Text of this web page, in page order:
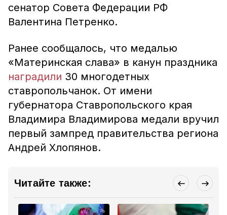
сенатор Совета Федерации РФ
Валентина Петренко.
Ранее сообщалось, что медалью
«Материнская слава» в канун праздника
наградили 30 многодетных
ставропольчанок. От имени
губернатора Ставропольского края
Владимира Владимирова медали вручил
первый зампред правительства региона
Андрей Хлопянов.
Читайте также: